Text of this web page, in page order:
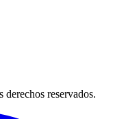
reservados.